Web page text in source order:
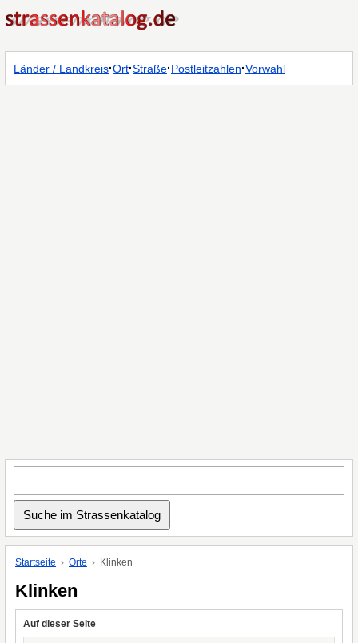
Länder / Landkreis·Ort·Straße·Postleitzahlen·Vorwahl
Startseite Orte Klinken
Klinken
Auf dieser Seite